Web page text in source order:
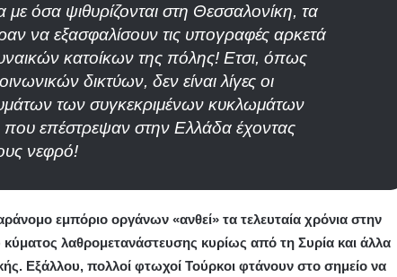
όσα ψιθυρίζονται στη Θεσσαλονίκη, τα
να εξασφαλίσουν τις υπογραφές αρκετά
κατοίκων της πόλης! Ετσι, όπως
δικτύων, δεν είναι λίγες οι
των συγκεκριμένων κυκλωμάτων
επέστρεψαν στην Ελλάδα έχοντας
νεφρό!
εμπόριο οργάνων «ανθεί» τα τελευταία χρόνια στην
λαθρομετανάστευσης κυρίως από τη Συρία και άλλα
Εξάλλου, πολλοί φτωχοί Τούρκοι φτάνουν στο σημείο να